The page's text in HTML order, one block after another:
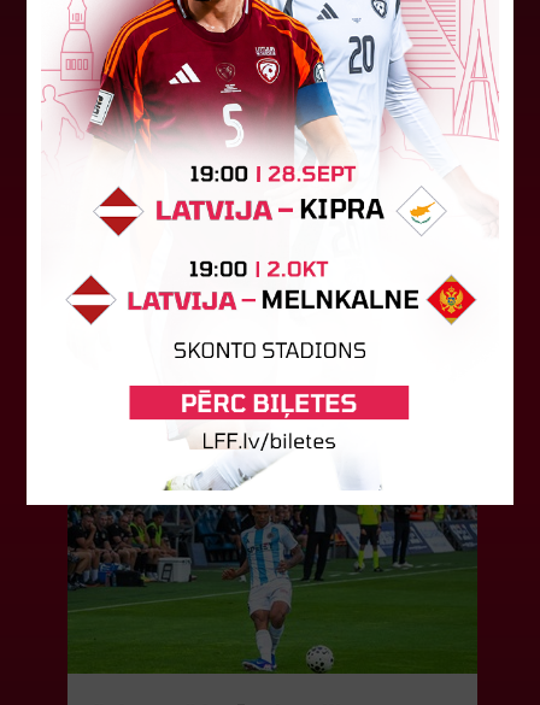
LFF DK 6. augusta lēmumi
LFF Disciplinārlietu komitejas sēdes protokols
Piedalās:Komitejas locekļi: Jevgenija
Tverjanoviča-Bore, Raivis Grīnbergs...
07. augusts 2026.